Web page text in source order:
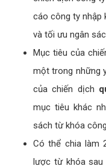
xây dựng kế hoạch
quảng cáo công ty
Kế hoạch
phải chi tiết, rõ
từng thời điểm.
thương hiêu
ty nhập khẩu.
chiến dịch công
cáo công ty nhập